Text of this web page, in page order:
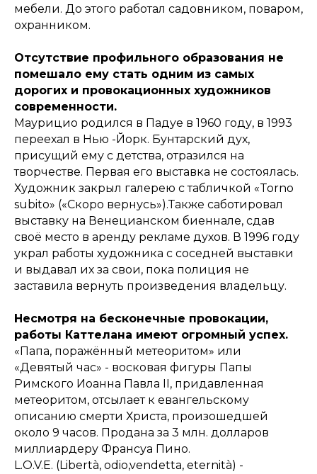
мебели. До этого работал садовником, поваром,
охранником.
Отсутствие профильного образования не
помешало ему стать одним из самых
дорогих и провокационных художников
современности.
Маурицио родился в Падуе в 1960 году, в 1993
переехал в Нью -Йорк. Бунтарский дух,
присущий ему с детства, отразился на
творчестве. Первая его выставка не состоялась.
Художник закрыл галерею с табличкой «Torno
subito» («Скоро вернусь»).Также саботировал
выставку на Венецианском биеннале, сдав
своё место в аренду рекламе духов. В 1996 году
украл работы художника с соседней выставки
и выдавал их за свои, пока полиция не
заставила вернуть произведения владельцу.
Несмотря на бесконечные провокации,
работы Каттелана имеют огромный успех.
«Папа, поражённый метеоритом» или
«Девятый час» - восковая фигуры Папы
Римского Иоанна Павла II, придавленная
метеоритом, отсылает к евангельскому
описанию смерти Христа, произошедшей
около 9 часов. Продана за 3 млн. долларов
миллиардеру Франсуа Пино.
L.O.V.E. (Libertà, odio,vendetta, eternità) -